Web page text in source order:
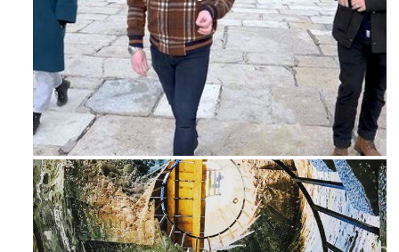
Feb 16